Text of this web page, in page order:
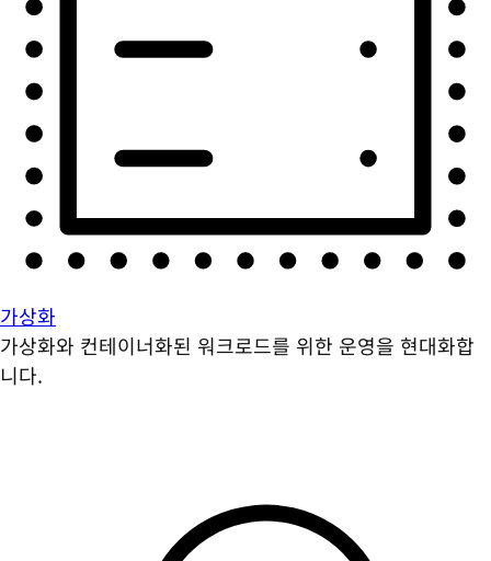
가상화
가상화와 컨테이너화된 워크로드를 위한 운영을 현대화합
니다.